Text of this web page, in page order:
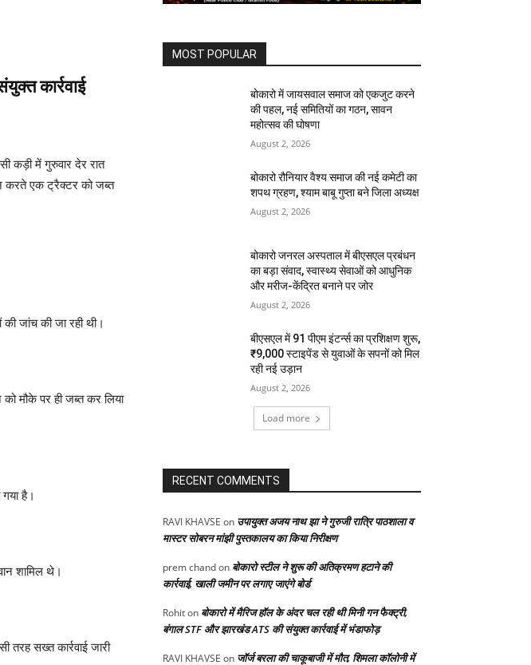
कार्रवाई
कड़ी में गुरुवार देर रात
करते एक ट्रैक्टर को जब्त
जांच की जा रही थी।
मौके पर ही जब्त कर लिया
है।
शामिल थे।
सख्त कार्रवाई जारी
MOST POPULAR
बोकारो में जायसवाल समाज को एकजुट करने
की पहल, नई समितियों का गठन, सावन
महोत्सव की घोषणा
August 2, 2026
बोकारो रौनियार वैश्य समाज की नई कमेटी का
शपथ ग्रहण, श्याम बाबू गुप्ता बने जिला अध्यक्ष
August 2, 2026
बोकारो जनरल अस्पताल में बीएसएल प्रबंधन
का बड़ा संवाद, स्वास्थ्य सेवाओं को आधुनिक
और मरीज-केंद्रित बनाने पर जोर
August 2, 2026
बीएसएल में 91 पीएम इंटर्न्स का प्रशिक्षण शुरू,
₹9,000 स्टाइपेंड से युवाओं के सपनों को मिल
रही नई उड़ान
August 2, 2026
Load more
RECENT COMMENTS
RAVI KHAVSE on उपायुक्त अजय नाथ झा ने गुरुजी रात्रि पाठशाला व
मास्टर सोबरन मांझी पुस्तकालय का किया निरीक्षण
prem chandon बोकारो स्टील ने शुरू की अतिक्रमण हटाने की
कार्रवाई, खाली जमीन पर लगाए जाएंगे बोर्ड
Rohiton बोकारो में मैरिज हॉल के अंदर चल रही थी मिनी गन फैक्ट्री,
बंगाल STF और झारखंड ATS की संयुक्त कार्रवाई में भंडाफोड़
RAVI KHAVSE on जॉर्ज बरला की चाकूबाजी में मौत, शिमला कॉलोनी में